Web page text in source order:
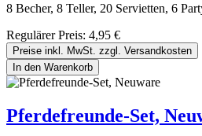
8 Becher, 8 Teller, 20 Servietten, 6
Regulärer Preis: 4,95 €
Preise inkl. MwSt. zzgl. Versandkosten
In den Warenkorb
Pferdefreunde-Set,